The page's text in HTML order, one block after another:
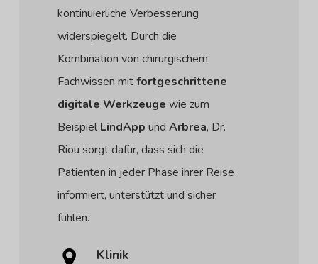
kontinuierliche Verbesserung
widerspiegelt. Durch die
Kombination von chirurgischem
Fachwissen mitfortgeschrittene
digitale Werkzeuge wie zum
Beispiel LindApp und Arbrea, Dr.
Riou sorgt dafür, dass sich die
Patienten in jeder Phase ihrer Reise
informiert, unterstützt und sicher
fühlen.
Klinik